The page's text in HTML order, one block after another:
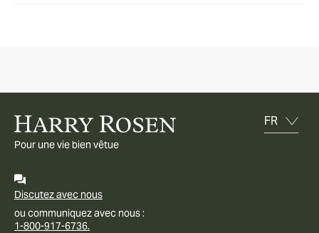
Pour une vie bien vêtue
Discutez avec nous
ou communiquez avec nous :
1-800-917-6736.